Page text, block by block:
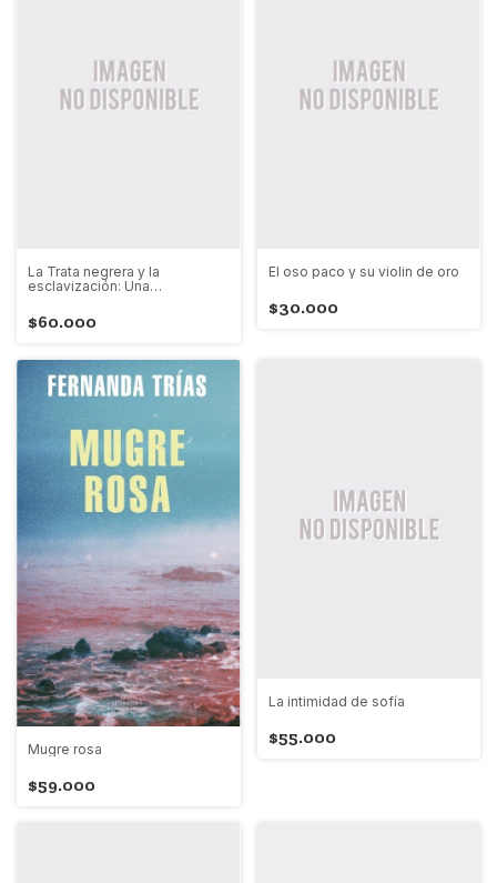
La Trata negrera y la
esclavización: Una
psicológica
$60.000
El oso paco y su violin de oro
$30.000
Mugre rosa
$59.000
La intimidad de sofía
$55.000